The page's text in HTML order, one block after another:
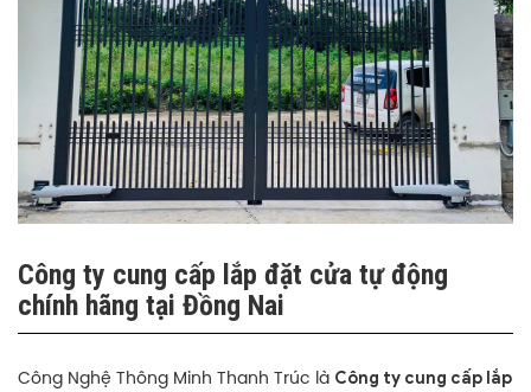
Công ty cung cấp lắp đặt cửa tự động
chính hãng tại Đồng Nai
Công Nghệ Thông Minh Thanh Trúc là Công ty cung cấp lắp